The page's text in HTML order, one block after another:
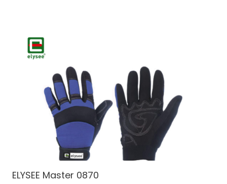
ELYSEE Master 0870